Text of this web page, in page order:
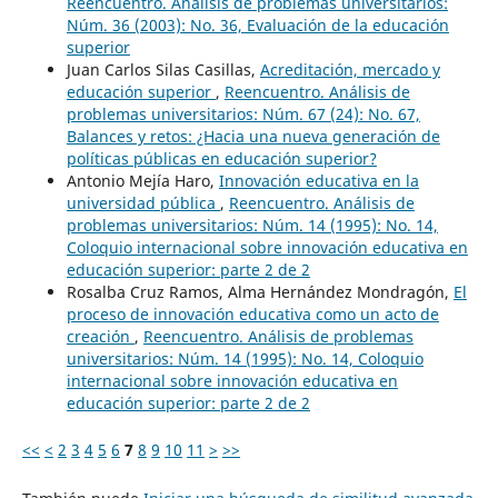
Núm. 36 (2003): No. 36, Evaluación de la educación
superior
Juan Carlos Silas Casillas, Acreditación, mercado y
educación superior , Reencuentro. Análisis de
problemas universitarios: Núm. 67 (24): No. 67,
Balances y retos: ¿Hacia una nueva generación de
políticas públicas en educación superior?
Antonio Mejía Haro, Innovación educativa en la
universidad pública , Reencuentro. Análisis de
problemas universitarios: Núm. 14 (1995): No. 14,
Coloquio internacional sobre innovación educativa en
educación superior: parte 2 de 2
Rosalba Cruz Ramos, Alma Hernández Mondragón, El
proceso de innovación educativa como un acto de
creación , Reencuentro. Análisis de problemas
universitarios: Núm. 14 (1995): No. 14, Coloquio
internacional sobre innovación educativa en
educación superior: parte 2 de 2
<< < 2 3 4 5 6 7 8 9 10 11 > >>